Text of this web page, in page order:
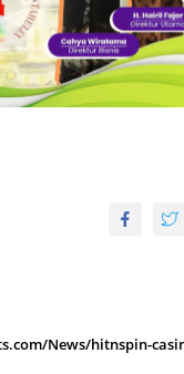
News/hitnspin-